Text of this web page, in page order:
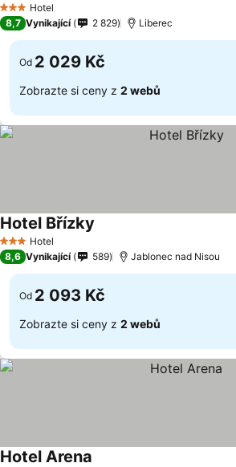
3 Počet hvězdiček
Hotel
8,7 Vynikající 2 829 Liberec
Od 2 029 Kč
Zobrazte si ceny z 2 webů
3 Počet hvězdiček
Hotel
Hotel Břízky
8,6 Vynikající 589 Jablonec nad Nisou
Od 2 093 Kč
Zobrazte si ceny z 2 webů
Hotel Arena